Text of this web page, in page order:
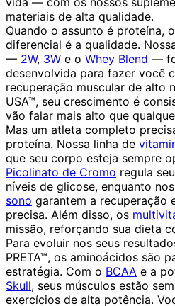
materiais de alta qualidade.
Quando o assunto é proteína,
diferencial é a qualidade.
— 2W, 3W e o Whey Blend —
desenvolvida para fazer você
recuperação muscular de alto
USA™, seu crescimento é
vão falar mais alto que
Mas um atleta completo
proteína. Nossa linha de
que seu corpo esteja sempre
Picolinato de Cromo regula
níveis de glicose, enquanto
sono garantem a recuperação
precisa. Além disso, os
missão, reforçando sua dieta
Para evoluir nos seus
PRETA™, os aminoácidos são
estratégia. Com o BCAA e a
Skull, seus músculos estão
exercícios de alta potência.